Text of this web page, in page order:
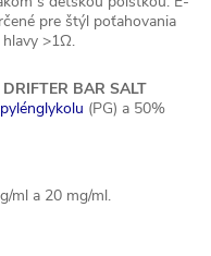
pre štýl poťahovania
hlavy >1Ω.
BAR SALT
(PG) a 50%
ml a 20 mg/ml.